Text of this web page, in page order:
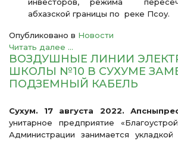
абхазской границы по реке Псоу.
Опубликовано в Новости
Читать далее ...
ВОЗДУШНЫЕ ЛИНИИ
ШКОЛЫ №10 В СУХУМЕ
ПОДЗЕМНЫЙ КАБЕЛЬ
Сухум. 17 августа 2022.
унитарное предприятие
Администрации занимается укладкой